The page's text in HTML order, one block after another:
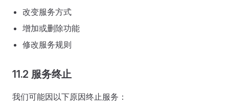
改变服务方式
增加或删除功能
修改服务规则
11.2 服务终止
我们可能因以下原因终止服务：